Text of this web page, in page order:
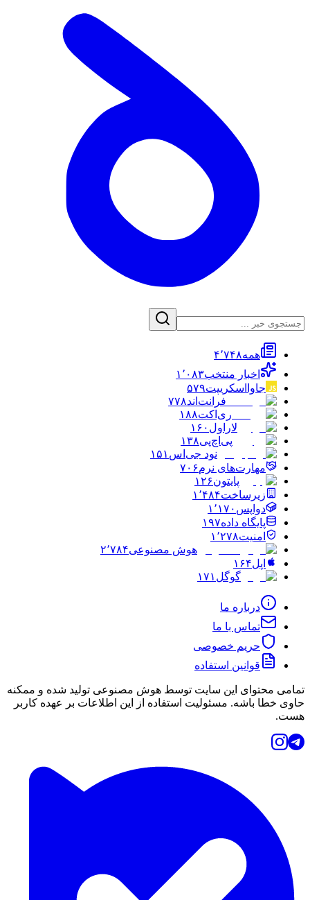
همه۴٬۷۴۸
اخبار منتخب۱٬۰۸۳
جاوااسکریپت۵۷۹
فرانت‌اند۷۷۸
ری‌اکت۱۸۸
لاراول ۱۶۰
پی‌اچ‌پی۱۳۸
نود جی‌اس ۱۵۱
مهارت‌های نرم۷۰۶
پایتون۱۲۶
زیرساخت۱٬۴۸۴
دواپس ۱٬۱۷۰
پایگاه داده۱۹۷
امنیت۱٬۲۷۸
هوش مصنوعی۲٬۷۸۴
اپل۱۶۴
گوگل ۱۷۱
درباره ما
تماس با ما
حریم خصوصی
قوانین استفاده
تمامی محتوای این سایت توسط هوش مصنوعی تولید شده و ممکنه
حاوی خطا باشه. مسئولیت استفاده از این اطلاعات بر عهده کاربر
هست.